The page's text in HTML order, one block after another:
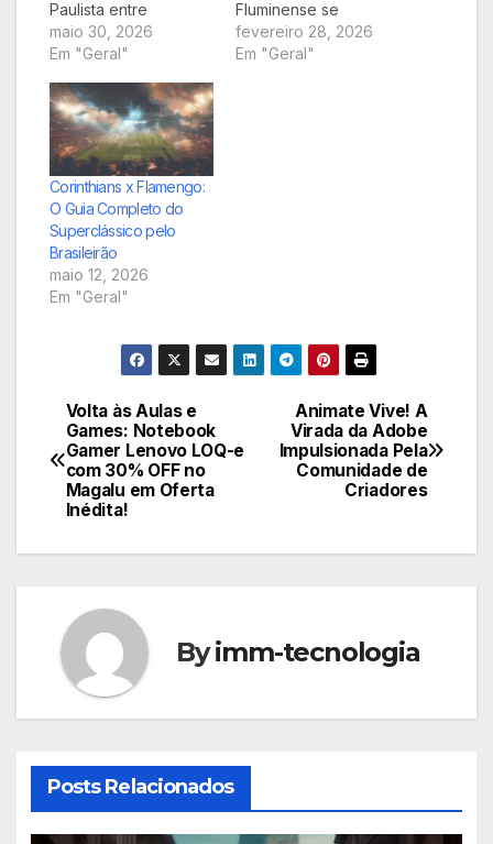
Paulista entre
Corinthians e
Palmeiras se aproxima
de 2026, e a
expectativa é de um
jogo eletrizante.
Mergulhe em nossa
análise aprofundada,
confira os
prognósticos e saiba
onde acompanhar
cada lance dessa
rivalidade histórica.
maio 30, 2026
Em "Geral"
Fluminense se
enfrentarão em 20 de
fevereiro de 2026,
fevereiro 28, 2026
Em "Geral"
Corinthians x Flamengo:
O Guia Completo do
Superclássico pelo
Brasileirão
maio 12, 2026
Em "Geral"
Navegação
de
Post
Animate Vive! A
Virada da Adobe
Impulsionada Pela
Comunidade de
Criadores
Volta às Aulas e
Games: Notebook
Gamer Lenovo LOQ-e
com 30% OFF no
Magalu em Oferta
Inédita!
Byimm-tecnologia
Posts Relacionados